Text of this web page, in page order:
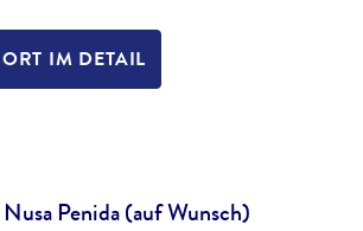
IM DETAIL
Penida (auf Wunsch)